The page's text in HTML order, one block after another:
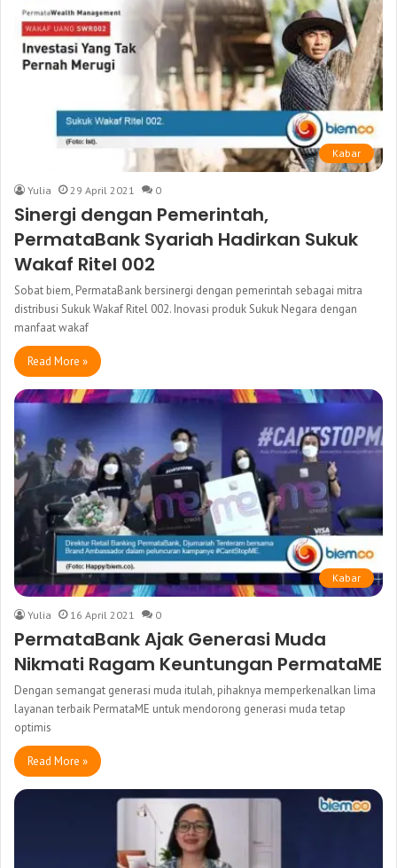
Kabar
Yulia 29 April 2021 0
Sinergi dengan Pemerintah,
PermataBank Syariah Hadirkan Sukuk
Wakaf Ritel 002
Sobat biem, PermataBank bersinergi dengan pemerintah sebagai mitra
distribusi Sukuk Wakaf Ritel 002. Inovasi produk Sukuk Negara dengan
manfaat wakaf
Read More »
Kabar
Yulia 16 April 2021 0
PermataBank Ajak Generasi Muda
Nikmati Ragam Keuntungan PermataME
Dengan semangat generasi muda itulah, pihaknya memperkenalkan lima
layanan terbaik PermataME untuk mendorong generasi muda tetap
optimis
Read More »